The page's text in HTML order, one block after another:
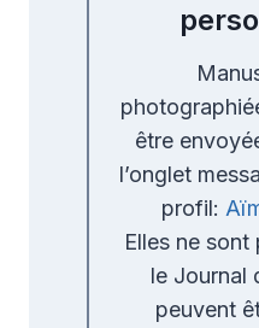
être
l’onglet
profil:
Elles ne sont
le Journal
peuvent